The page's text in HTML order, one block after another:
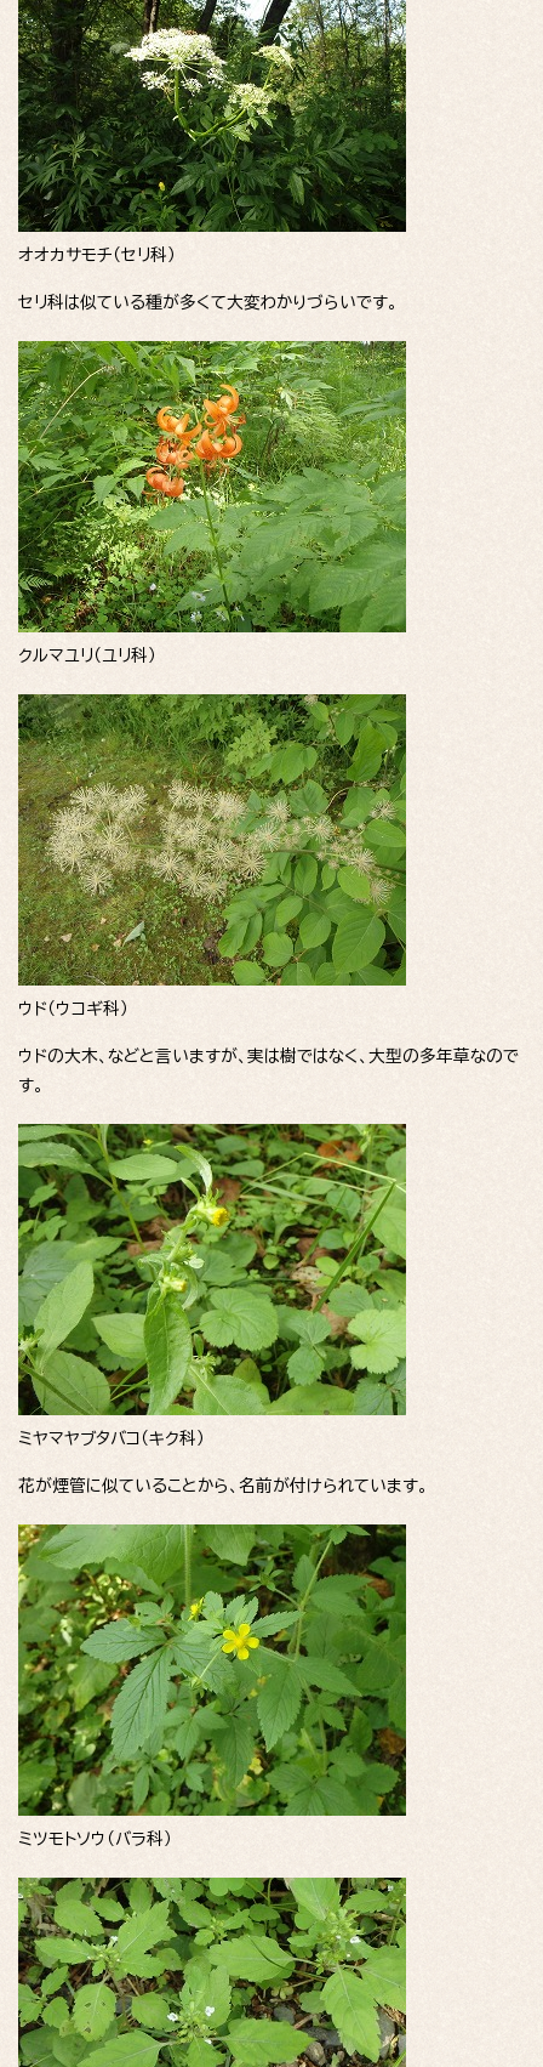
オオカサモチ（セリ科）
セリ科は似ている種が多くて大変わかりづらいです。
クルマユリ（ユリ科）
ウド（ウコギ科）
ウドの大木、などと言いますが、実は樹ではなく、大型の多年草なので
す。
ミヤマヤブタバコ（キク科）
花が煙管に似ていることから、名前が付けられています。
ミツモトソウ（バラ科）